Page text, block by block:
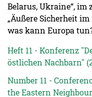
Belarus, Ukraine“, im
„Äußere Sicherheit
was kann Europa
Heft 11 - Konferenz
östlichen Nachbarn"
Number 11 -
the Eastern